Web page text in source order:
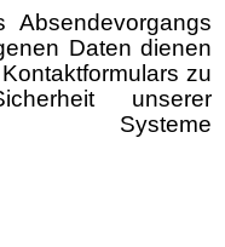
Daten dienen
zu
unserer
Systeme